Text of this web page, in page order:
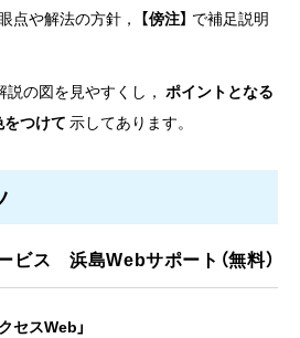
点や解法の方針， 【傍注】 で補足説明
の図を見やすくし， ポイントとなる
つけて 示してあります。
ビス 浜島Webサポート（無料）
セスWeb」